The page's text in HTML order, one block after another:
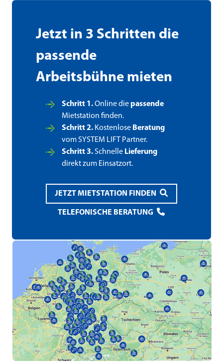
Jetzt in 3 Schritten die
passende
Arbeitsbühne mieten
Schritt 1.Online diepassende
Mietstation finden.
Schritt 2. Kostenlose Beratung
vom SYSTEM LIFT Partner.
Schritt 3.Schnelle Lieferung
direkt zum Einsatzort.
JETZT MIETSTATION FINDEN
TELEFONISCHE BERATUNG